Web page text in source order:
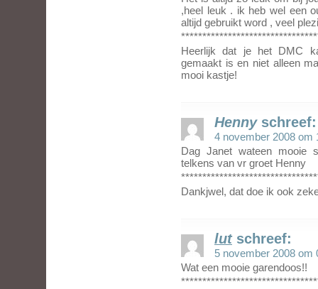
,heel leuk . ik heb wel een
altijd gebruikt word , veel
Heerlijk dat je het DMC
gemaakt is en niet alleen
mooi kastje!
Henny schreef:
4 november 2008 om
Dag Janet wateen mooie
telkens van vr groet Henny
Dankjwel, dat doe ik ook
lut schreef:
5 november 2008 om
Wat een mooie garendoos!!